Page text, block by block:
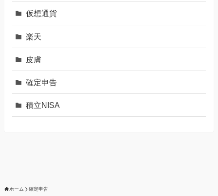
仮想通貨
楽天
皮膚
確定申告
積立NISA
ホーム 確定申告